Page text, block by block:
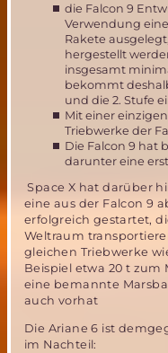
die Falcon 9
Verwendung
Rakete
hergestellt
insgesamt
bekommt
und die 2. Stufe
Mit einer
Triebwerke der
Die Falcon 9 hat
darunter eine
Space X hat darüber
eine aus der Falcon 9
erfolgreich gestartet,
Weltraum
gleichen Triebwerke
Beispiel etwa 20 t zum
eine bemannte
auch vorhat
Die Ariane 6 ist
im Nachteil: